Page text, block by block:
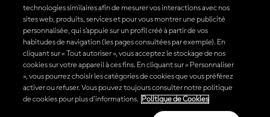
Télécharger l'appli officielle du MotoGP™
© 2026 MotoGP Sports Entertainment Group. Tous droits réservés.
Toutes les marques déposées sont la propriété de leurs détenteurs
respectifs.
technologies similaires afin de mesurer vos interactions avec nos
sites web, produits, services et pour vous montrer une publicité
personnalisée, qui s’appuie sur un profil créé à partir de vos
habitudes de navigation (les pages consultées par exemple). En
cliquant sur « Tout autoriser », vous acceptez le stockage de nos
cookies sur votre appareil à ces fins. En cliquant sur « Personnaliser
», vous pourrez choisir les catégories de cookies que vous préférez
activer ou refuser. Vous pouvez toujours consulter notre politique
de cookies pour plus d'informations.
Politique de Cookies